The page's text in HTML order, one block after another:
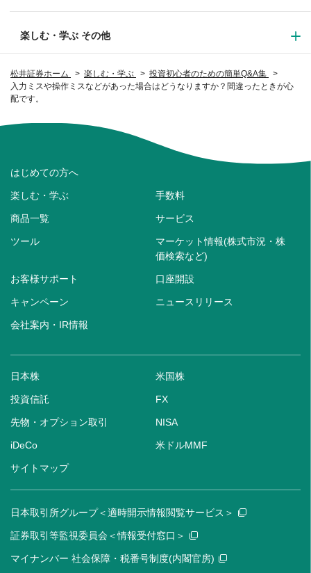
松井証券ホーム 楽しむ・学ぶ
投資初心者のための簡単Q&A集
入力ミスや操作ミスなどがあった場合はどうなりますか？間違ったときが心
配です。
楽しむ・学ぶ その他
はじめての方へ
楽しむ・学ぶ 手数料
商品一覧 サービス
ツール
マーケット情報(株式市況・株
価検索など)
お客様サポート 口座開設
キャンペーン ニュースリリース
会社案内・IR情報
日本株 米国株
投資信託 FX
先物・オプション取引 NISA
iDeCo 米ドルMMF
サイトマップ
日本取引所グループ＜適時開示情報閲覧サービス＞
証券取引等監視委員会＜情報受付窓口＞
マイナンバー 社会保障・税番号制度(内閣官房)